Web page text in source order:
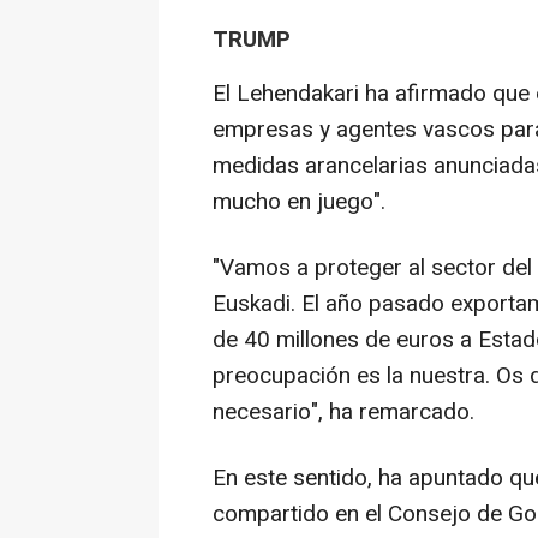
TRUMP
El Lehendakari ha afirmado
empresas y agentes vascos
medidas arancelarias
mucho en juego".
"Vamos a proteger al sector
Euskadi. El año pasado
de 40 millones de euros a
preocupación es la nuestra.
necesario", ha remarcado.
En este sentido, ha apuntado
compartido en el Consejo de